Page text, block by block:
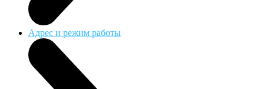
Адрес и режим работы